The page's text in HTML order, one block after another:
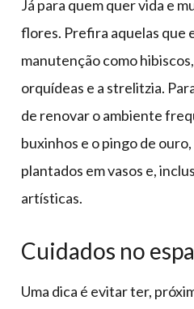
Já para quem quer vida e
flores. Prefira aquelas que
manutenção como
orquídeas e a strelitzia.
de renovar o ambiente
buxinhos e o pingo de
plantados em vasos e,
artísticas.
Cuidados no
Uma dica é evitar ter,